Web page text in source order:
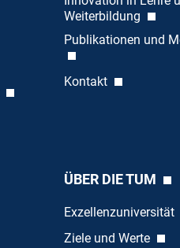
Weiterbildung
Publikationen und
Kontakt
ÜBER DIE TUM
Exzellenzuniversität
Ziele und Werte